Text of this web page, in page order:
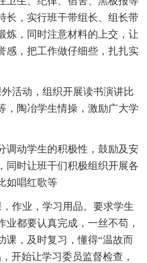
长，实行班干带组长、组长带
炼，同时注意材料的上交，让
感，把工作做仔细些，扎扎实
活动，组织开展读书演讲比
，陶冶学生情操，激励广大学
调动学生的积极性，鼓励及安
同时让班干们积极组织开展各
如唱红歌等
作业，学习用品。要求学生
都要认真完成，一丝不苟，
课，及时复习，懂得“温故而
开始让学习委员监督检查，